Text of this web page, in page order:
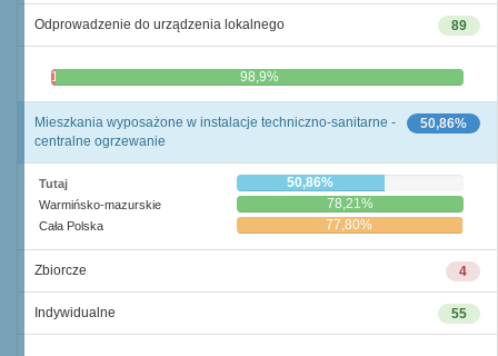
89
Odprowadzenie do urządzenia lokalnego
1,1% 98,9%
50,86%
Mieszkania wyposażone w instalacje techniczno-sanitarne -
centralne ogrzewanie
Tutaj 50,86%
Warmińsko-mazurskie 78,21%
Cała Polska 77,80%
4
Zbiorcze
55
Indywidualne